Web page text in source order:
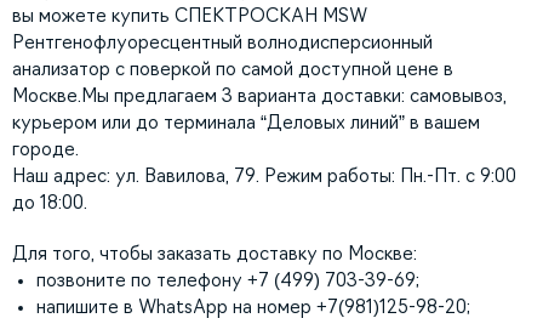
вы можете купить СПЕКТРОСКАН MSW
Рентгенофлуоресцентный волнодисперсионный
анализатор с поверкой по самой доступной цене в
Москве.Мы предлагаем 3 варианта доставки: самовывоз,
курьером или до терминала “Деловых линий” в вашем
городе.
Наш адрес: ул. Вавилова, 79. Режим работы: Пн.-Пт. с 9:00
до 18:00.
Для того, чтобы заказать доставку по Москве:
позвоните по телефону +7 (499) 703-39-69;
напишите в WhatsApp на номер +7(981)125-98-20;